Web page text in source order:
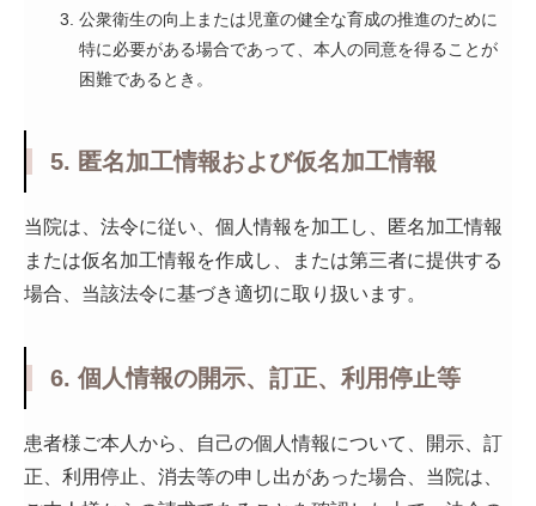
公衆衛生の向上または児童の健全な育成の推進のために
特に必要がある場合であって、本人の同意を得ることが
困難であるとき。
5. 匿名加工情報および仮名加工情報
当院は、法令に従い、個人情報を加工し、匿名加工情報
または仮名加工情報を作成し、または第三者に提供する
場合、当該法令に基づき適切に取り扱います。
6. 個人情報の開示、訂正、利用停止等
患者様ご本人から、自己の個人情報について、開示、訂
正、利用停止、消去等の申し出があった場合、当院は、